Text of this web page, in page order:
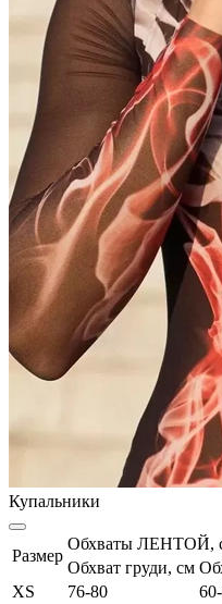
Купальники
Размер
Обхваты ЛЕНТОЙ,
Обхват груди, см
XS
76-80